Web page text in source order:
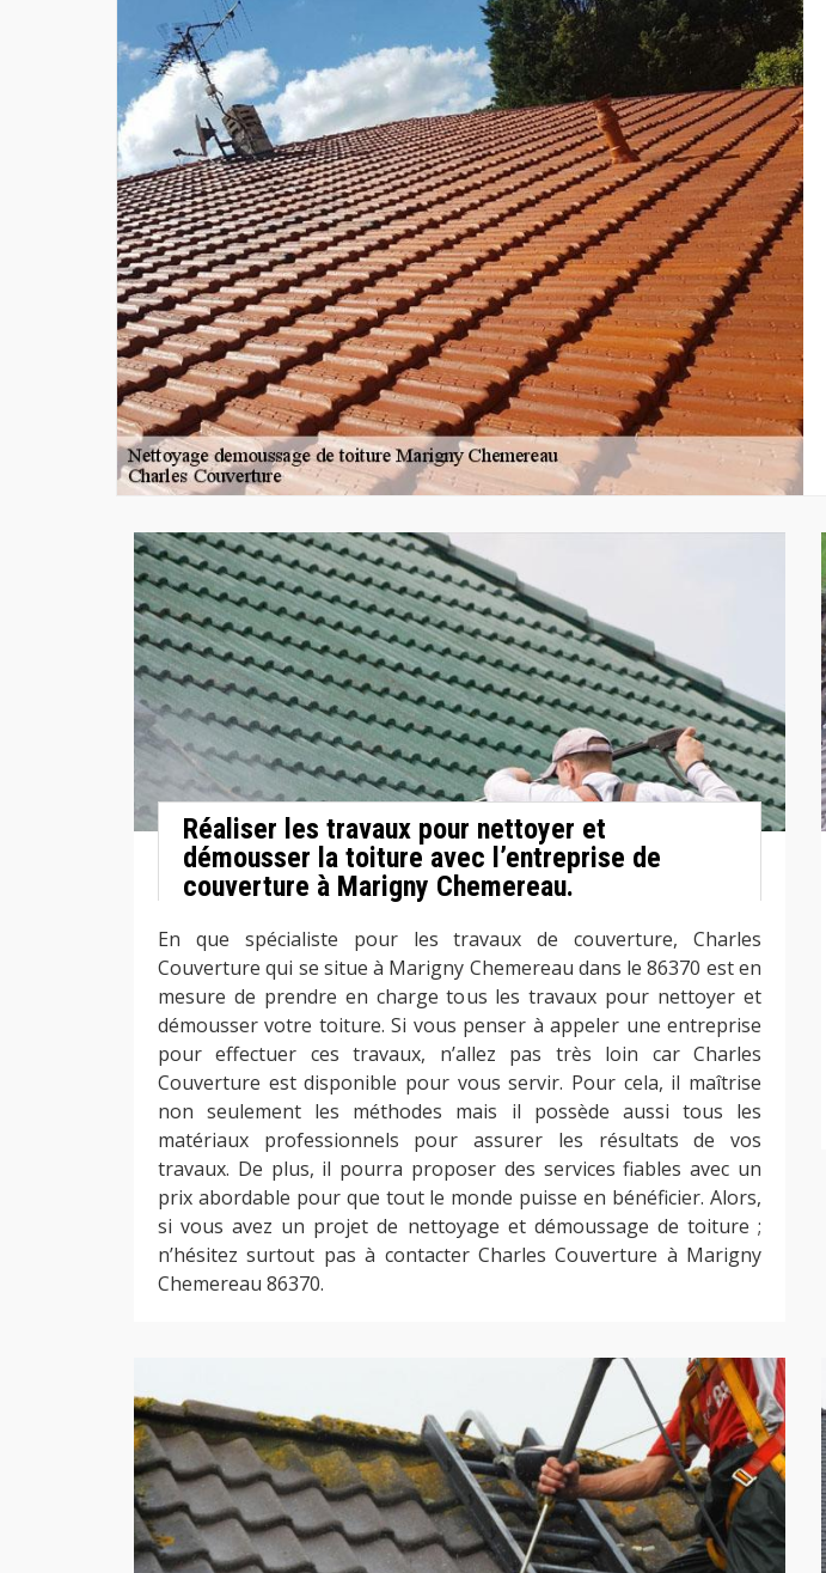
Réaliser les travaux pour nettoyer et
démousser la toiture avec l’entreprise de
couverture à Marigny Chemereau.
En que spécialiste pour les travaux de couverture, Charles
Couverture qui se situe à Marigny Chemereau dans le 86370 est en
mesure de prendre en charge tous les travaux pour nettoyer et
démousser votre toiture. Si vous penser à appeler une entreprise
pour effectuer ces travaux, n’allez pas très loin car Charles
Couverture est disponible pour vous servir. Pour cela, il maîtrise
non seulement les méthodes mais il possède aussi tous les
matériaux professionnels pour assurer les résultats de vos
travaux. De plus, il pourra proposer des services fiables avec un
prix abordable pour que tout le monde puisse en bénéficier. Alors,
si vous avez un projet de nettoyage et démoussage de toiture ;
n’hésitez surtout pas à contacter Charles Couverture à Marigny
Chemereau 86370.